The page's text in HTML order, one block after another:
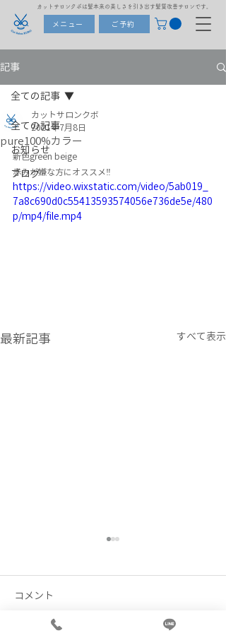
カットサロンクボは髪本来の美しさを引き出す髪質改善サロンです。
ご予約
メニュー
記事
全ての記事
お知らせ
ブログ
全ての記事
pure100%カラー
カットサロンクボ
2021年7月8日
新色green beige
赤みが嫌な方にオススメ‼️
https://video.wixstatic.com/video/5ab019_
7a8c690d0c55413593574056e736de5e/480
p/mp4/file.mp4
最新記事 すべて表示
荷物発送について
コメント